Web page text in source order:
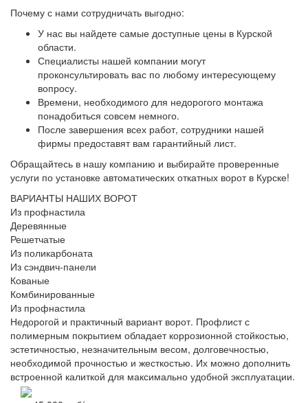
Почему с нами сотрудничать выгодно:
У нас вы найдете самые доступные цены в Курской
области.
Специалисты нашей компании могут
проконсультировать вас по любому интересующему
вопросу.
Времени, необходимого для недорогого монтажа
понадобиться совсем немного.
После завершения всех работ, сотрудники нашей
фирмы предоставят вам гарантийный лист.
Обращайтесь в нашу компанию и выбирайте проверенные
услуги по установке автоматических откатных ворот в Курске!
ВАРИАНТЫ НАШИХ ВОРОТ
Из профнастила
Деревянные
Решетчатые
Из поликарбоната
Из сэндвич-панели
Кованые
Комбинированные
Из профнастила
Недорогой и практичный вариант ворот. Профлист с
полимерным покрытием обладает коррозионной стойкостью,
эстетичностью, незначительным весом, долговечностью,
необходимой прочностью и жесткостью. Их можно дополнить
встроенной калиткой для максимально удобной эксплуатации.